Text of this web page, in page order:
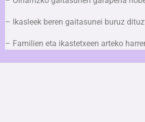
– Ikasleek beren gaitasunei buruz
– Familien eta ikastetxeen arteko